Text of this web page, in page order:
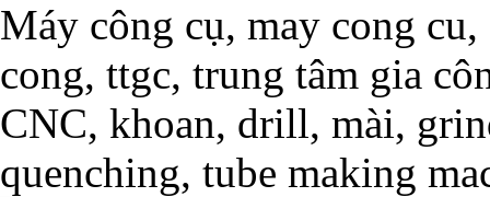
Máy công cụ, may cong
cong, ttgc, trung tâm gia
CNC, khoan, drill, mài,
quenching, tube making